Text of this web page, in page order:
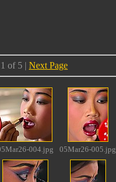
of 5 | Next Page
004.jpg
05Mar26-005.jpg